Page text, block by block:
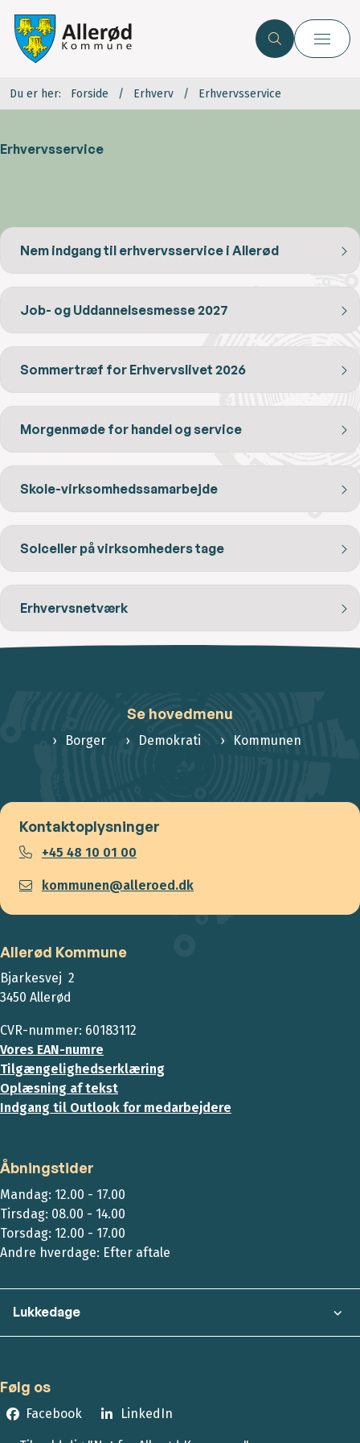
Du er her: Forside Erhverv Erhvervsservice
Erhvervsservice
Nem indgang til erhvervsservice i Allerød
Job- og Uddannelsesmesse 2027
Sommertræf for Erhvervslivet 2026
Morgenmøde for handel og service
Skole-virksomhedssamarbejde
Solceller på virksomheders tage
Erhvervsnetværk
Se hovedmenu
Borger Demokrati Kommunen
Kontaktoplysninger
+45 48 10 01 00
kommunen@alleroed.dk
Allerød Kommune
Bjarkesvej 2
3450 Allerød
CVR-nummer: 60183112
Vores EAN-numre
Tilgængelighedserklæring
Oplæsning af tekst
Indgang til Outlook for medarbejdere
Åbningstider
Mandag: 12.00 - 17.00
Tirsdag: 08.00 - 14.00
Torsdag: 12.00 - 17.00
Andre hverdage: Efter aftale
Lukkedage
Følg os
Facebook LinkedIn